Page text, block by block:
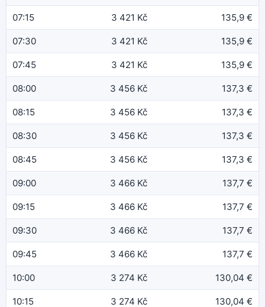
07:15 3 421 Kč 135,9 €
07:30 3 421 Kč 135,9 €
07:45 3 421 Kč 135,9 €
08:00 3 456 Kč 137,3 €
08:15 3 456 Kč 137,3 €
08:30 3 456 Kč 137,3 €
08:45 3 456 Kč 137,3 €
09:00 3 466 Kč 137,7 €
09:15 3 466 Kč 137,7 €
09:30 3 466 Kč 137,7 €
09:45 3 466 Kč 137,7 €
10:00 3 274 Kč 130,04 €
10:15 3 274 Kč 130,04 €